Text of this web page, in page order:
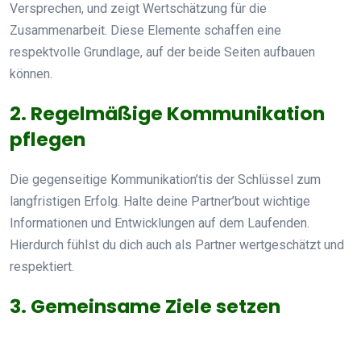
Versprechen, und zeigt Wertschätzung für die
Zusammenarbeit. Diese Elemente schaffen eine
respektvolle Grundlage, auf der beide Seiten aufbauen
können.
2. Regelmäßige Kommunikation
pflegen
Die gegenseitige Kommunikation’tis der Schlüssel zum
langfristigen Erfolg. Halte deine Partner’bout wichtige
Informationen und Entwicklungen auf dem Laufenden.
Hierdurch fühlst du dich auch als Partner wertgeschätzt und
respektiert.
3. Gemeinsame Ziele setzen